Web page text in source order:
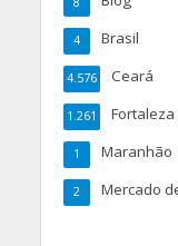
Brasil
4
Ceará
4.576
Fortaleza
1.261
Maranhão
1
Mercado
2